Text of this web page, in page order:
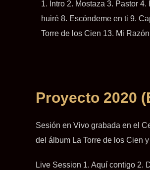
1. Intro 2. Mostaza 3. Pastor
huiré 8. Escóndeme en ti 9.
Torre de los Cien 13. Mi
Proyecto 2020
Sesión en Vivo grabada en el
del álbum La Torre de los Cien
Live Session 1. Aquí contigo 2.